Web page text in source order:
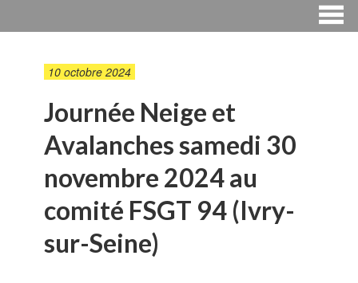
10 octobre 2024
Journée Neige et
Avalanches samedi 30
novembre 2024 au
comité FSGT 94 (Ivry-
sur-Seine)